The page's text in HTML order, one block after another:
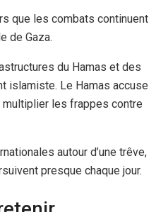
que les combats continuent
de Gaza.
du Hamas et des
islamiste. Le Hamas accuse
multiplier les frappes contre
autour d’une trêve,
presque chaque jour.